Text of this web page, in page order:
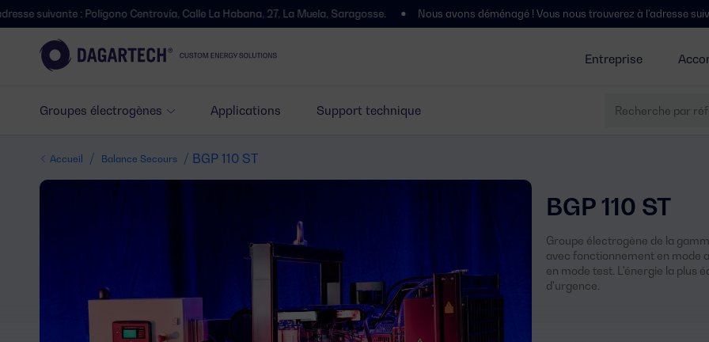
Entreprise
Groupes électrogènes Applications Support technique
: Polígono Centrovía, Calle La Habana, 27, La Muela, Saragosse. Nous avons déménagé ! Vous nous trouverez à l'adresse suivante :
Accueil / Balance Secours / BGP 110 ST
BGP 110 ST
Groupe électrogène de la
avec fonctionnement en mode
en mode test. L'énergie la plus
d'urgence.